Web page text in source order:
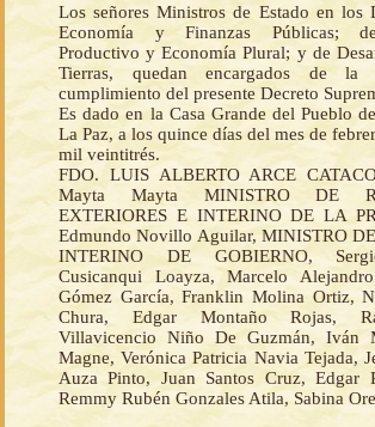
Los señores Ministros de Estado en los
Economía y Finanzas Públicas;
Productivo y Economía Plural; y de
Tierras, quedan encargados de la
cumplimiento del presente Decreto
Es dado en la Casa Grande del Pueblo
La Paz, a los quince días del mes de
mil veintitrés.
FDO. LUIS ALBERTO ARCE
Mayta Mayta MINISTRO DE
EXTERIORES E INTERINO DE LA
Edmundo Novillo Aguilar, MINISTRO
INTERINO DE GOBIERNO,
Cusicanqui Loayza, Marcelo
Gómez García, Franklin Molina Ortiz,
Chura, Edgar Montaño Rojas,
Villavicencio Niño De Guzmán, Iván
Magne, Verónica Patricia Navia Tejada,
Auza Pinto, Juan Santos Cruz, Edgar
Remmy Rubén Gonzales Atila, Sabina